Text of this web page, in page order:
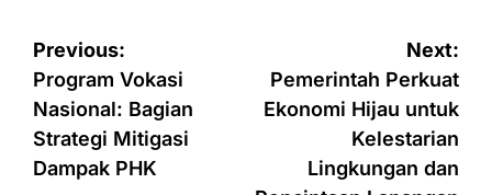
Post
navigation
Previous:
Program Vokasi
Nasional: Bagian
Strategi Mitigasi
Dampak PHK
Next:
Pemerintah Perkuat
Ekonomi Hijau untuk
Kelestarian
Lingkungan dan